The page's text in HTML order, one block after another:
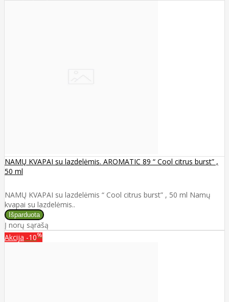
NAMŲ KVAPAI su lazdelėmis. AROMATIC 89 “ Cool citrus burst” ,
50 ml
NAMŲ KVAPAI su lazdelėmis “ Cool citrus burst” , 50 ml Namų
kvapai su lazdelėmis..
Į norų sąrašą
Akcija -10%